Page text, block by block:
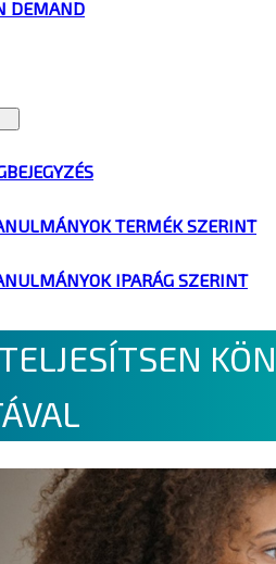
DEMAND
TERMÉK SZERINT
IPARÁG SZERINT